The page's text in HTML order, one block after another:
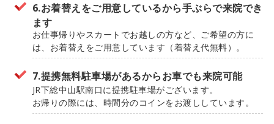
6.お着替えをご用意しているから手ぶらで来院でき
ます
お仕事帰りやスカートでお越しの方など、ご希望の方に
は、お着替えをご用意しています（着替え代無料）。
7.提携無料駐車場があるからお車でも来院可能
JR下総中山駅南口に提携駐車場がございます。
お帰りの際には、時間分のコインをお渡ししています。